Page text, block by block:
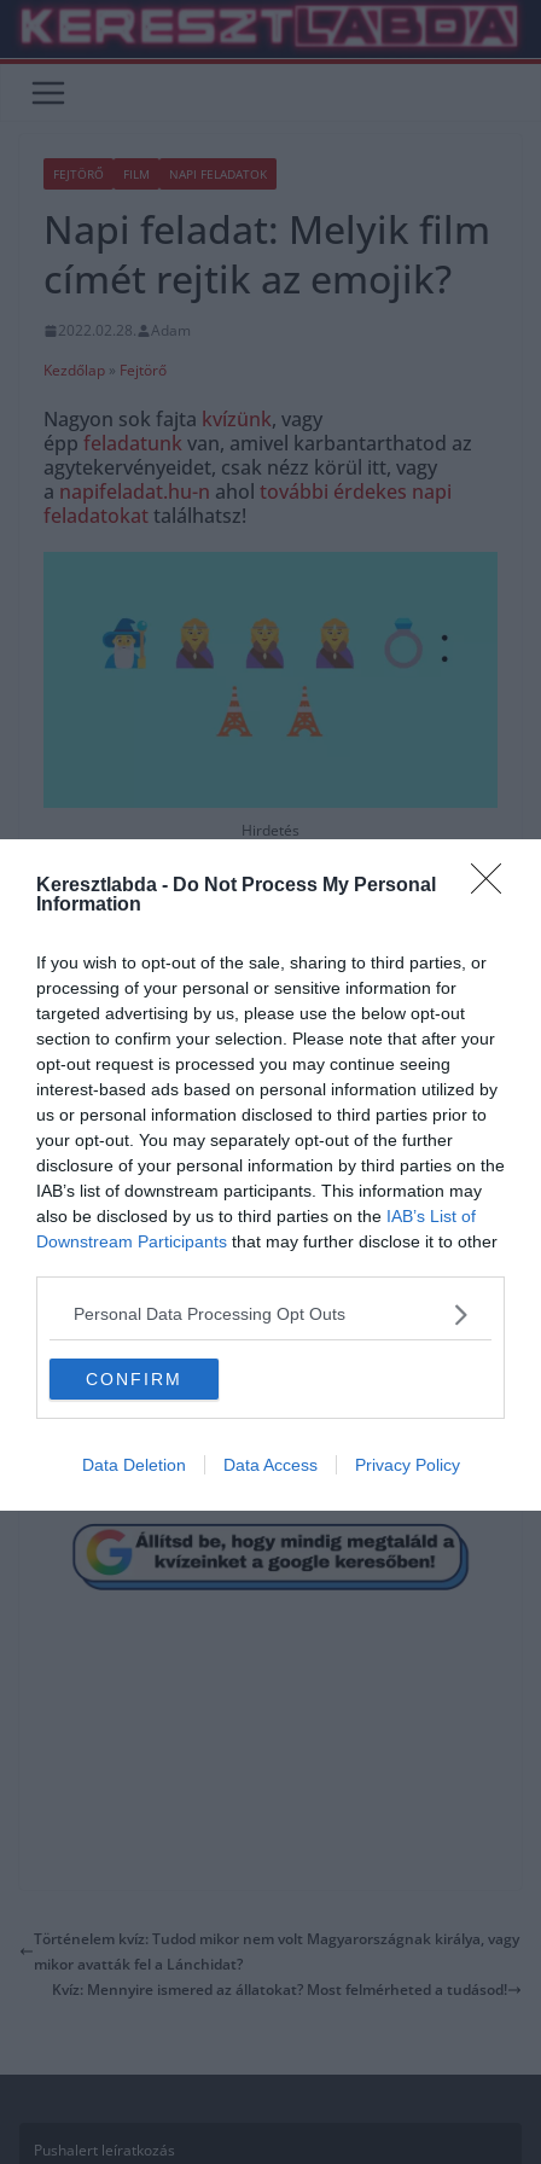
Keresztlabda - Do Not Process My Personal
Information
If you wish to opt-out of the sale, sharing to third parties, or
processing of your personal or sensitive information for
targeted advertising by us, please use the below opt-out
section to confirm your selection. Please note that after your
opt-out request is processed you may continue seeing
interest-based ads based on personal information utilized by
us or personal information disclosed to third parties prior to
your opt-out. You may separately opt-out of the further
disclosure of your personal information by third parties on the
IAB’s list of downstream participants. This information may
also be disclosed by us to third parties on the IAB’s List of
Downstream Participants that may further disclose it to other
Personal Data Processing Opt Outs
CONFIRM
Data Deletion Data Access Privacy Policy
Skip
content
FEJTÖRŐ FILM NAPI FELADATOK
Napi feladat: Melyik film
címét rejtik az emojik?
2022.02.28.
Adam
Kezdőlap » Fejtörő
Nagyon sok fajta kvízünk, vagy
épp feladatunk van, amivel karbantarthatod az
agytekervényeidet, csak nézz körül itt, vagy
a napifeladat.hu-n ahol további érdekes napi
feladatokattalálhatsz!
Hirdetés
Melyik film címét rejtik az
emojik?
A Gyűrűk Ura: A Gyűrű Szövetsége
A Gyűrűk Ura - A két torony
A hobbit: Váratlan utazás
Történelem kvíz: Tudod mikor nem volt Magyarországnak királya, vagy
mikor avatták fel a Lánchidat?
Kvíz: Mennyire ismered az állatokat? Most felmérheted a tudásod!
Pushalert leíratkozás